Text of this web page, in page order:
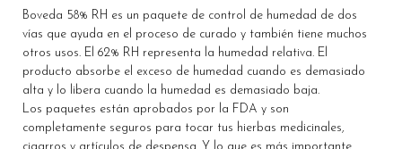
Boveda 58% RH es un paquete de control de humedad de dos
vías que ayuda en el proceso de curado y también tiene muchos
otros usos. El 62% RH representa la humedad relativa. El
producto absorbe el exceso de humedad cuando es demasiado
alta y lo libera cuando la humedad es demasiado baja.
Los paquetes están aprobados por la FDA y son
completamente seguros para tocar tus hierbas medicinales,
cigarros y artículos de despensa. Y lo que es más importante,